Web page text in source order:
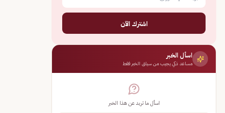
اشترك الآن
اسأل الخبر
مساعد ذكي يجيب من سياق الخبر فقط
اسأل ما تريد عن هذا الخبر